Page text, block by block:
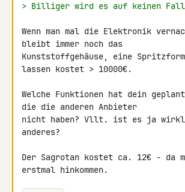
> Billiger wird es auf keinen
Wenn man mal die Elektronik
bleibt immer noch das
Kunststoffgehäuse, eine
lassen kostet > 10000€.
Welche Funktionen hat dein
die die anderen Anbieter
nicht haben? Vllt. ist es ja
anderes?
Der Sagrotan kostet ca. 12€ - da
erstmal hinkommen.